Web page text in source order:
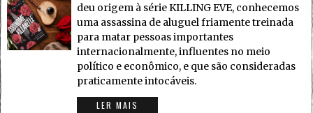
deu origem à série KILLING EVE, conhecemos
uma assassina de aluguel friamente treinada
para matar pessoas importantes
internacionalmente, influentes no meio
político e econômico, e que são consideradas
praticamente intocáveis.
LER MAIS